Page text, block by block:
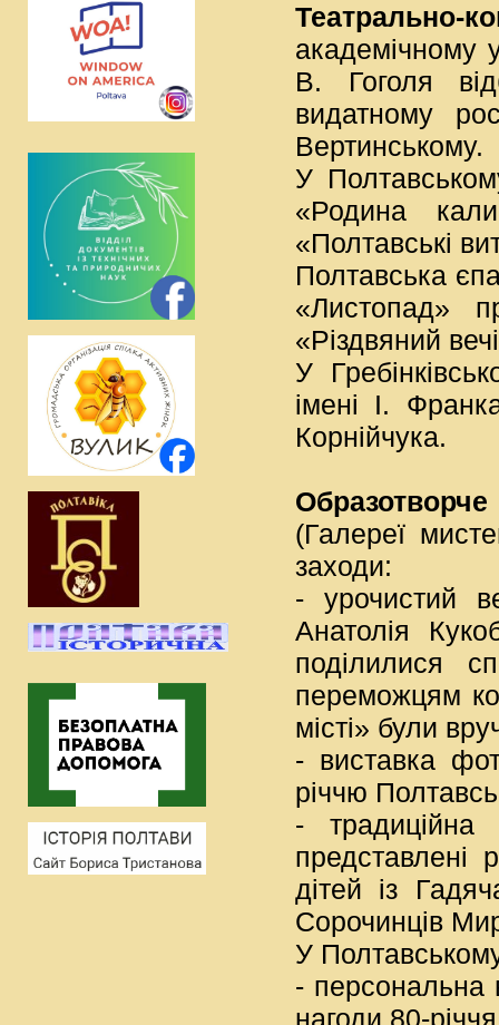
Театрально-
академічному
В. Гоголя
видатному
Вертинському.
У
«Родина
«Полтавські
Полтавська
«Листопад»
«Різдвяний
У
імені І.
Корнійчука.
(Галереї
заходи:
- урочистий
Анатолія
поділилися
переможцям
місті» були
- виставка
річчю
- традиційна
представлені
дітей із
Сорочинців
У
- персональна
нагоди 80-